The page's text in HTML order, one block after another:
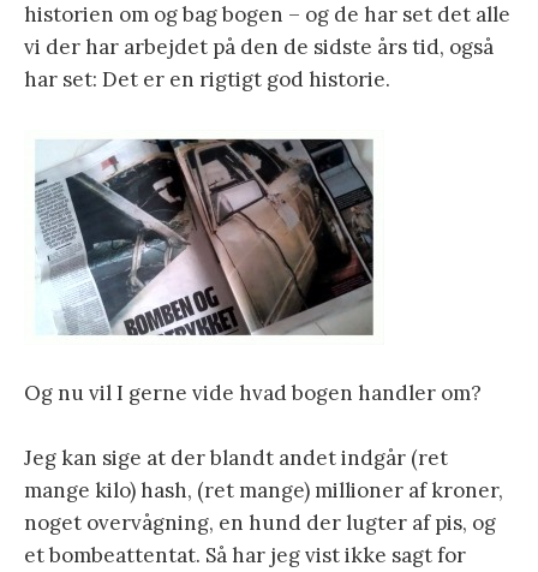
historien om og bag bogen – og de har set det alle
vi der har arbejdet på den de sidste års tid, også
har set: Det er en rigtigt god historie.
Og nu vil I gerne vide hvad bogen handler om?
Jeg kan sige at der blandt andet indgår (ret
mange kilo) hash, (ret mange) millioner af kroner,
noget overvågning, en hund der lugter af pis, og
et bombeattentat. Så har jeg vist ikke sagt for